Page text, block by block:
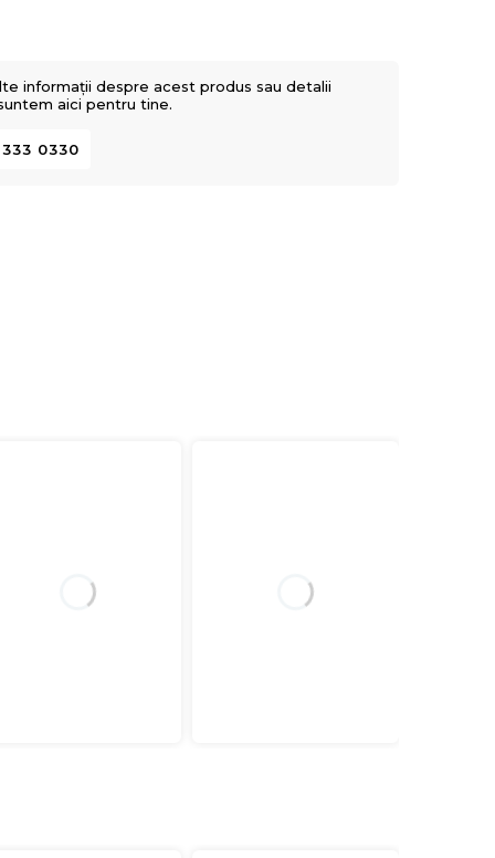
informații despre acest produs sau detalii
aici pentru tine.
333 0330